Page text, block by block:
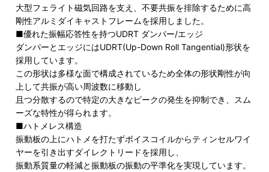
大型フェライト磁気回路を支え、不要共振を排除するために高
剛性アルミダイキャストフレームを採用しました。
■優れた振幅応答性を持つUDRT ダンパー/エッジ
ダンパーとエッジにはUDRT(Up-Down Roll Tangential)形状を
採用しています。
この形状は多様な面で構成されているため全体の形状剛性が向
上して共振が高い周波数に移動し
且つ分散するので特定の大きなピークの発生を抑制でき、スム
ーズな特性が得られます。
■ハトメレス構造
振動板の上にハトメを打たずボイスコイルからティンセルワイ
ヤーを引き出すダイレクトリードを採用し、
振動系質量の軽減と振動板の振動の平準化を実現しています。